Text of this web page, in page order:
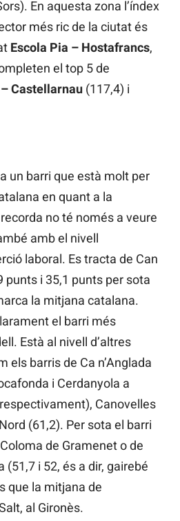
En aquesta zona l’índex
més ric de la ciutat és
Escola Pia – Hostafrancs,
el top 5 de
Castellarnau (117,4) i
un barri que està molt per
en quant a la
no té només a veure
amb el nivell
laboral. Es tracta de Can
punts i 35,1 punts per sota
la mitjana catalana.
el barri més
Està al nivell d’altres
els barris de Ca n’Anglada
i Cerdanyola a
Canovelles
(61,2). Per sota el barri
de Gramenet o de
(51,7 i 52, és a dir, gairebé
que la mitjana de
al Gironès.